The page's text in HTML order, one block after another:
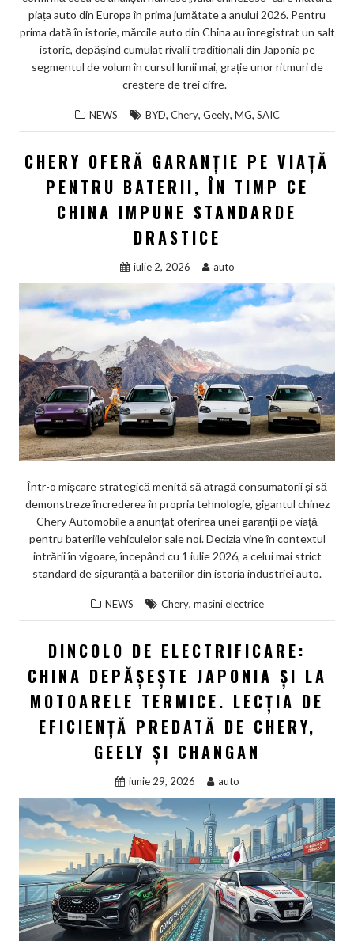
piața auto din Europa în prima jumătate a anului 2026. Pentru
prima dată în istorie, mărcile auto din China au înregistrat un salt
istoric, depășind cumulat rivalii tradiționali din Japonia pe
segmentul de volum în cursul lunii mai, grație unor ritmuri de
creștere de trei cifre.
NEWS BYD, Chery, Geely, MG, SAIC
CHERY OFERĂ GARANȚIE PE VIAȚĂ
PENTRU BATERII, ÎN TIMP CE
CHINA IMPUNE STANDARDE
DRASTICE
iulie 2, 2026 auto
Într-o mișcare strategică menită să atragă consumatorii și să
demonstreze încrederea în propria tehnologie, gigantul chinez
Chery Automobile a anunțat oferirea unei garanții pe viață
pentru bateriile vehiculelor sale noi. Decizia vine în contextul
intrării în vigoare, începând cu 1 iulie 2026, a celui mai strict
standard de siguranță a bateriilor din istoria industriei auto.
NEWS Chery, masini electrice
DINCOLO DE ELECTRIFICARE:
CHINA DEPĂȘEȘTE JAPONIA ȘI LA
MOTOARELE TERMICE. LECȚIA DE
EFICIENȚĂ PREDATĂ DE CHERY,
GEELY ȘI CHANGAN
iunie 29, 2026 auto